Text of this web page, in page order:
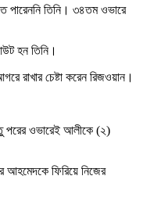
পারেননি তিনি। ৩৪তম ওভারে
হন তিনি।
রাখার চেষ্টা করেন রিজওয়ান।
পরের ওভারেই আলীকে (২)
আহমেদকে ফিরিয়ে নিজের